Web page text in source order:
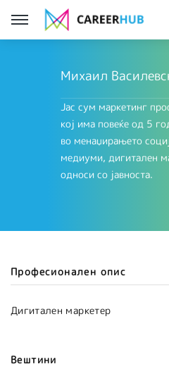
Михаил
Јас сум маркетинг
кој има повеќе од 5
во менаџирањето
медиуми, дигитален
односи со јавноста.
Професионален опис
Дигитален маркетер
Вештини